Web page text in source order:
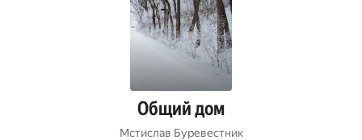
Общий дом
Мстислав Буревестник